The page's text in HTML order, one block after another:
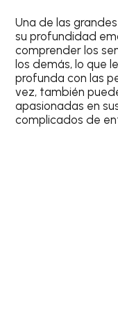
Una de las
su profundidad
comprender los
los demás, lo que
profunda con las
vez, también
apasionadas en
complicados de